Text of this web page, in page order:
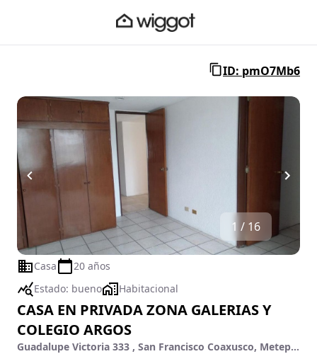
ID: pmO7Mb6
1 / 16
Casa
20 años
Estado: bueno Habitacional
CASA EN PRIVADA ZONA GALERIAS Y
COLEGIO ARGOS
Guadalupe Victoria 333 , San Francisco Coaxusco, Metepec, México